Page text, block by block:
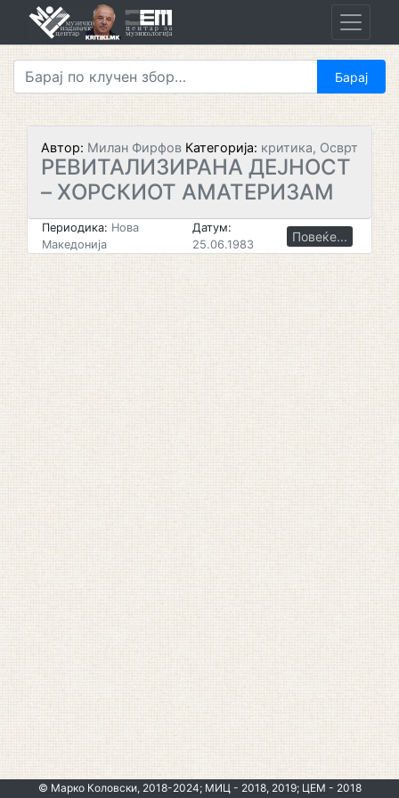
Автор: Милан Фирфов Категорија: критика, Осврт
РЕВИТАЛИЗИРАНА ДЕЈНОСТ
– ХОРСКИОТ АМАТЕРИЗАМ
Периодика: Нова
Македонија
Датум:
25.06.1983
Повеќе...
© Марко Коловски, 2018-2024; МИЦ - 2018, 2019; ЦЕМ - 2018